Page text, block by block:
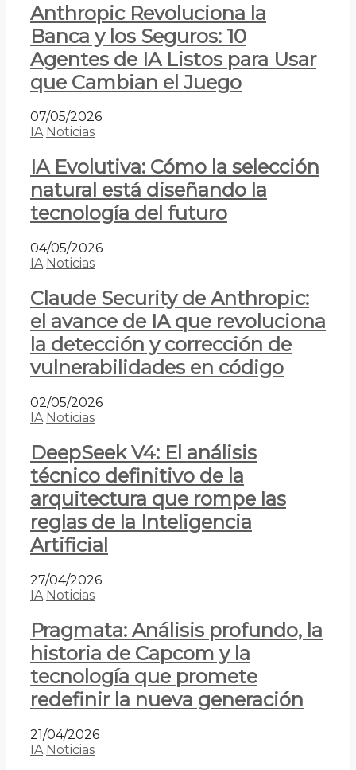
Anthropic Revoluciona la
Banca y los Seguros: 10
Agentes de IA Listos para Usar
que Cambian el Juego
07/05/2026
IA Noticias
IA Evolutiva: Cómo la selección
natural está diseñando la
tecnología del futuro
04/05/2026
IA Noticias
Claude Security de Anthropic:
el avance de IA que revoluciona
la detección y corrección de
vulnerabilidades en código
02/05/2026
IA Noticias
DeepSeek V4: El análisis
técnico definitivo de la
arquitectura que rompe las
reglas de la Inteligencia
Artificial
27/04/2026
IA Noticias
Pragmata: Análisis profundo, la
historia de Capcom y la
tecnología que promete
redefinir la nueva generación
21/04/2026
IA Noticias